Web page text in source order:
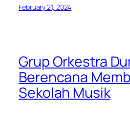
February 21, 2024
Grup Orkestra
Berencana
Sekolah Musik